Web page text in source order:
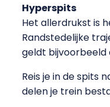
Hyperspits
Het allerdrukst is
Randstedelijke
geldt bijvoorbeeld
Reis je in de spits
delen je trein